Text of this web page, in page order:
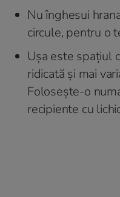
Nu înghesui
circule, pentru o
Ușa este spațiul
ridicată și mai
Folosește-o
recipiente cu